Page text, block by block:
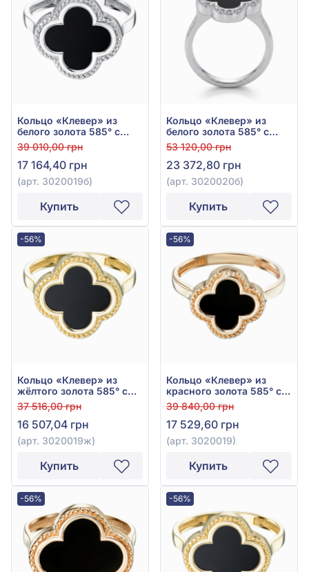
Кольцо «Клевер» из
белого золота 585° с
чёрным ониксом, арт.
3020019б
39 010,00 грн
17 164,40 грн
(арт. 3020019б)
Купить
Кольцо «Клевер» из
белого золота 585° с
чёрным ониксом, арт.
3020020б
53 120,00 грн
23 372,80 грн
(арт. 3020020б)
Купить
-56%
Кольцо «Клевер» из
жёлтого золота 585° с
чёрным ониксом, арт.
3020019ж
37 516,00 грн
16 507,04 грн
(арт. 3020019ж)
Купить
-56%
Кольцо «Клевер» из
красного золота 585° с
чёрным ониксом, арт.
3020019
39 840,00 грн
17 529,60 грн
(арт. 3020019)
Купить
-56% -56%